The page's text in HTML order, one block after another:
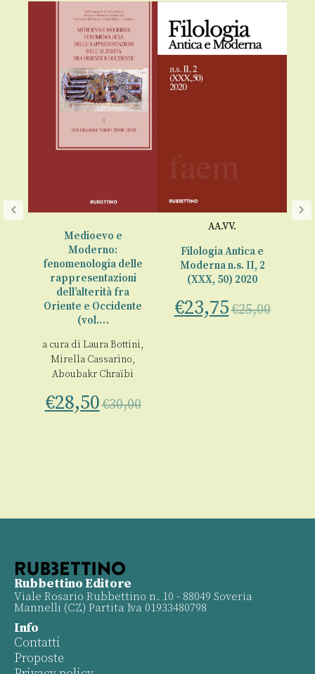
Medioevo e
Moderno:
fenomenologia delle
rappresentazioni
dell’alterità fra
Oriente e Occidente
(vol.…
a cura di Laura Bottini,
Mirella Cassarino,
Aboubakr Chraïbi
€28,50€30,00
AA.VV.
Filologia Antica e
Moderna n.s. II, 2
(XXX, 50) 2020
€23,75€25,00
Rubbettino Editore
Viale Rosario Rubbettino n. 10 - 88049 Soveria
Mannelli (CZ) Partita Iva 01933480798
Info
Contatti
Proposte